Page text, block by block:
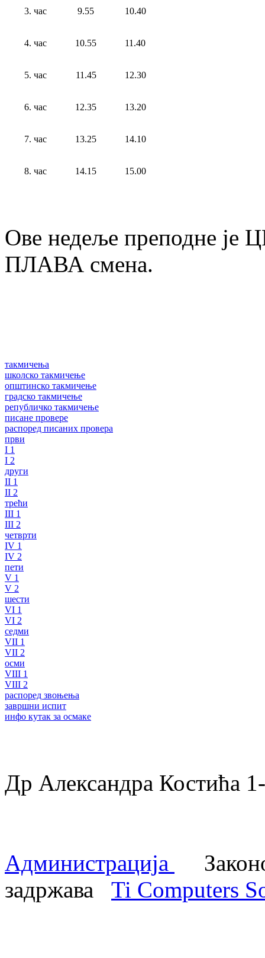
3. час 9.55 10.40
4. час 10.55 11.40
5. час 11.45 12.30
6. час 12.35 13.20
7. час 13.25 14.10
8. час 14.15 15.00
Ове недеље преподне је
ПЛАВА смена.
такмичења
школско такмичење
општинско такмичење
градско такмичење
републичко такмичење
писане провере
распоред писаних провера
први
I 1
I 2
други
II 1
II 2
трећи
III 1
III 2
четврти
IV 1
IV 2
пети
V 1
V 2
шести
VI 1
VI 2
седми
VII 1
VII 2
осми
VIII 1
VIII 2
распоред звоњења
завршни испит
инфо кутак за осмаке
Др Александра Костића
Администрација
задржава Ti Computers